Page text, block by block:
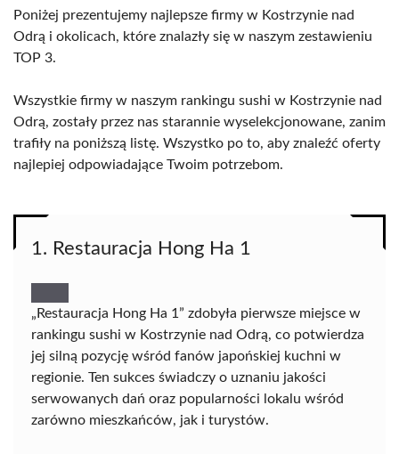
Poniżej prezentujemy najlepsze firmy w Kostrzynie nad
Odrą i okolicach, które znalazły się w naszym zestawieniu
TOP 3.
Wszystkie firmy w naszym rankingu sushi w Kostrzynie nad
Odrą, zostały przez nas starannie wyselekcjonowane, zanim
trafiły na poniższą listę. Wszystko po to, aby znaleźć oferty
najlepiej odpowiadające Twoim potrzebom.
1. Restauracja Hong Ha 1
„Restauracja Hong Ha 1” zdobyła pierwsze miejsce w
rankingu sushi w Kostrzynie nad Odrą, co potwierdza
jej silną pozycję wśród fanów japońskiej kuchni w
regionie. Ten sukces świadczy o uznaniu jakości
serwowanych dań oraz popularności lokalu wśród
zarówno mieszkańców, jak i turystów.